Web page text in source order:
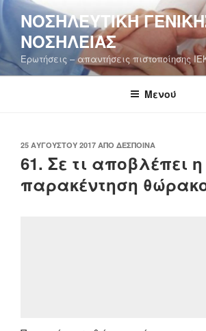
Μετάβαση
στο
περιεχόμενο
ΝΟΣΗΛΕΥΤΙΚΉ
ΝΟΣΗΛΕΊΑΣ
Ερωτήσεις – απαντήσεις πιστοποίησης
Μενού
ΔΗΜΟΣΙΕΎΤΗΚΕ
ΣΤΙΣ
25 ΑΥΓΟΎΣΤΟΥ 2017 ΑΠΌ ΔΈΣΠΟΙΝΑ
61. Σε τι αποβλέπει η
παρακέντηση